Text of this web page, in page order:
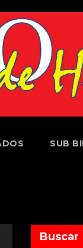
SUB
Buscar